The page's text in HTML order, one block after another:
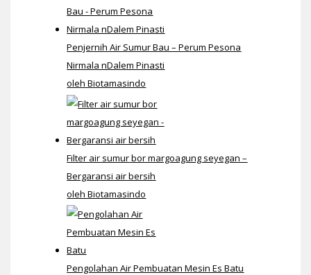
Penjernih Air Sumur Bau – Perum Pesona
Nirmala nDalem Pinasti
oleh Biotamasindo
Filter air sumur bor margoagung seyegan –
Bergaransi air bersih
oleh Biotamasindo
Pengolahan Air Pembuatan Mesin Es Batu